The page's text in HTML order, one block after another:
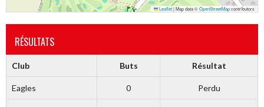
Leaflet|Map data ©OpenStreetMapcontributors
RÉSULTATS
Club Buts Résultat
Eagles 0 Perdu